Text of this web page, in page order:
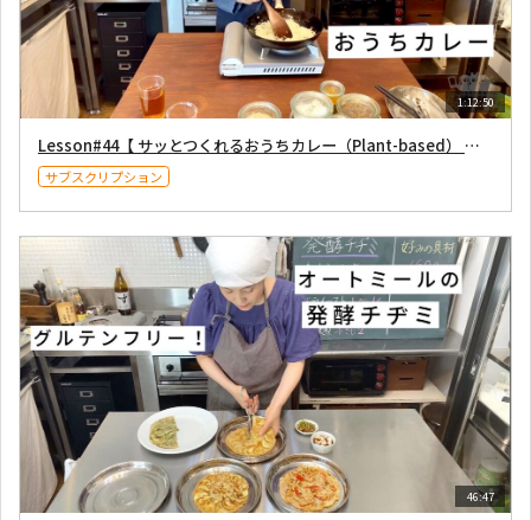
1:12:50
Lesson#44【 サッとつくれるおうちカレー（Plant-based） 】2021年5月1日
サブスクリプション
46:47